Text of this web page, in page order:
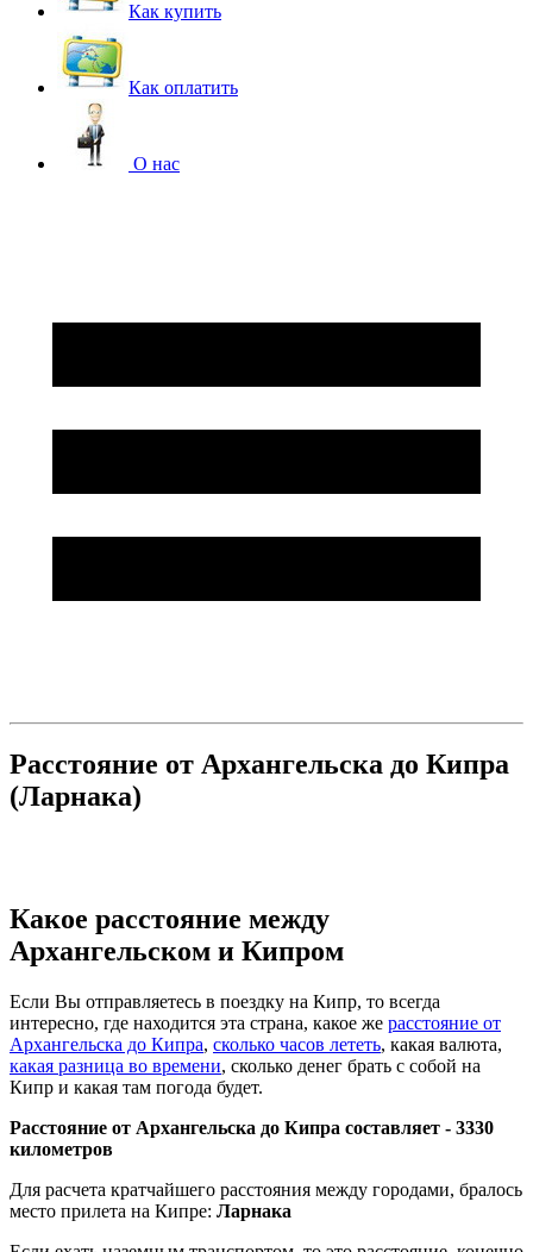
Как купить
Как оплатить
О нас
Расстояние от Архангельска до Кипра
(Ларнака)
Какое расстояние между
Архангельском и Кипром
Если Вы отправляетесь в поездку на Кипр, то всегда
интересно, где находится эта страна, какое же расстояние от
Архангельска до Кипра, сколько часов лететь, какая валюта,
какая разница во времени, сколько денег брать с собой на
Кипр и какая там погода будет.
Расстояние от Архангельска до Кипра составляет - 3330
километров
Для расчета кратчайшего расстояния между городами, бралось
место прилета на Кипре: Ларнака